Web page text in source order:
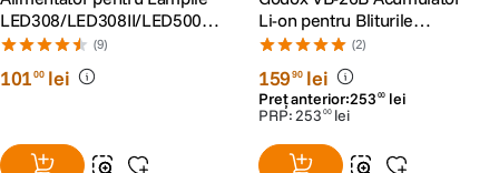
LED308/LED308II/LED500L
R/LEDP260C(9)
10100 lei
Li-on pentru Bliturile
V1/V860 III
(2)
15990 lei
Preț anterior:253 00 lei
PRP:253 00 lei